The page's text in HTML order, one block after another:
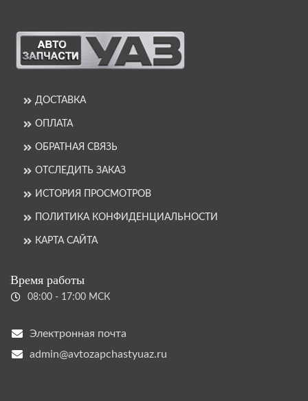
ДОСТАВКА
ОПЛАТА
ОБРАТНАЯ СВЯЗЬ
ОТСЛЕДИТЬ ЗАКАЗ
ИСТОРИЯ ПРОСМОТРОВ
ПОЛИТИКА КОНФИДЕНЦИАЛЬНОСТИ
КАРТА САЙТА
Время работы
08:00 - 17:00 МСК
Электронная почта
admin@avtozapchastyuaz.ru